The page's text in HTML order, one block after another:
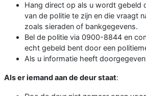
Hang direct op als u wordt gebeld
van de politie te zijn en die vraagt
zoals sieraden of bankgegevens.
Bel de politie via 0900-8844 en
echt gebeld bent door een
Als u informatie heeft
Als er iemand aan de deur staat: